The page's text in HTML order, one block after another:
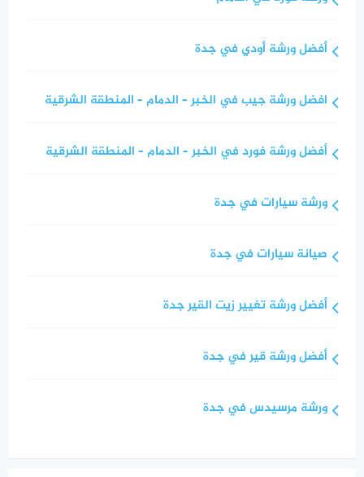
أفضل ورشة أودي في جدة
افضل ورشة جيب في الخبر – الدمام – المنطقة الشرقية
أفضل ورشة فورد في الخبر – الدمام – المنطقة الشرقية
ورشة سيارات في جدة
صيانة سيارات في جدة
أفضل ورشة تغيير زيت القير جدة
أفضل ورشة قير في جدة
ورشة مرسيدس في جدة